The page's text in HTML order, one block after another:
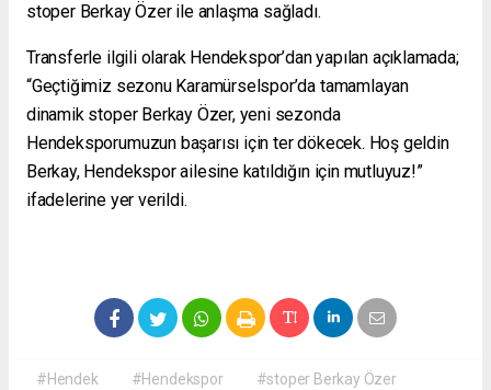
stoper Berkay Özer ile anlaşma sağladı.
Transferle ilgili olarak Hendekspor’dan yapılan açıklamada;
“Geçtiğimiz sezonu Karamürselspor’da tamamlayan
dinamik stoper Berkay Özer, yeni sezonda
Hendeksporumuzun başarısı için ter dökecek. Hoş geldin
Berkay, Hendekspor ailesine katıldığın için mutluyuz!”
ifadelerine yer verildi.
#Hendek #Hendekspor #stoper Berkay Özer